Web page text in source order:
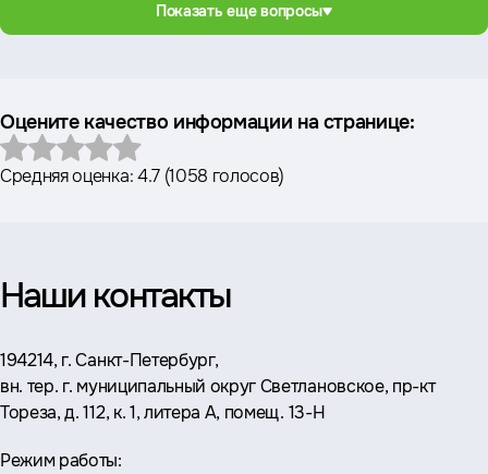
Показать еще вопросы
Оцените качество информации на странице:
Средняя оценка:4.7(1058 голосов)
Наши контакты
Адрес:
194214, г. Санкт-Петербург,
вн. тер. г. муниципальный округ Светлановское, пр-кт
Тореза, д. 112, к. 1, литера А, помещ. 13-Н
Режим работы: